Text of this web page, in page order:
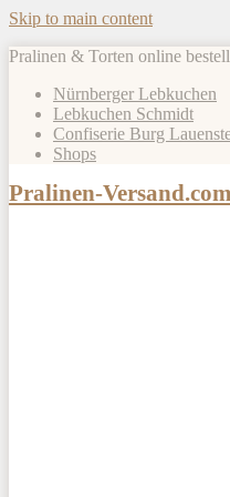
Skip to main content
Pralinen & Torten online
Nürnberger Lebkuchen
Lebkuchen Schmidt
Confiserie Burg
Shops
Pralinen-Versand.com